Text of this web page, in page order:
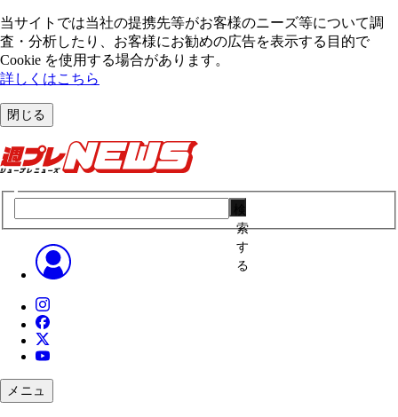
当サイトでは当社の提携先等がお客様のニーズ等について調
査・分析したり、お客様にお勧めの広告を表⽰する⽬的で
Cookie を使⽤する場合があります。
詳しくはこちら
閉じる
索
す
る
メニュ